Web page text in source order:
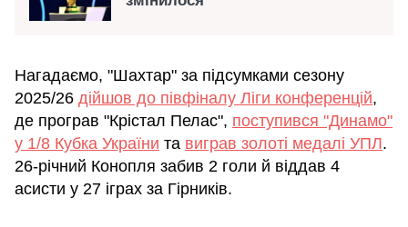
Нагадаємо, "Шахтар" за підсумками сезону
2025/26 дійшов до півфіналу Ліги конференцій,
де програв "Крістал Пелас", поступився "Динамо"
у 1/8 Кубка України та виграв золоті медалі УПЛ.
26-річний Конопля забив 2 голи й віддав 4
асисти у 27 іграх за Гірників.